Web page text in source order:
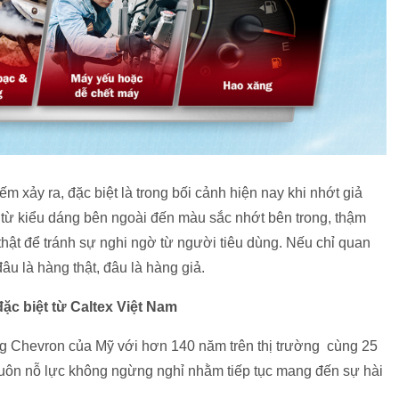
xảy ra, đặc biệt là trong bối cảnh hiện nay khi nhớt giả
kiểu dáng bên ngoài đến màu sắc nhớt bên trong, thậm
để tránh sự nghi ngờ từ người tiêu dùng. Nếu chỉ quan
là hàng thật, đâu là hàng giả.
biệt từ Caltex Việt Nam
Chevron của Mỹ với hơn 140 năm trên thị trường cùng 25
nỗ lực không ngừng nghỉ nhằm tiếp tục mang đến sự hài